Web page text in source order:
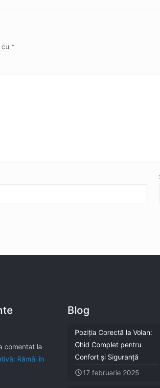
*
comentat la
Rămâi în
Blog
Poziția Corectă la Volan:
Ghid Complet pentru
Confort și Siguranță
17 februarie 2025